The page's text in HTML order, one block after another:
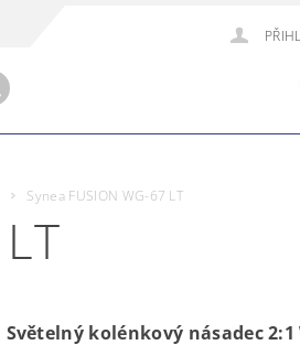
Synea FUSION WG-67 LT
Světelný kolénkový násadec 2:1